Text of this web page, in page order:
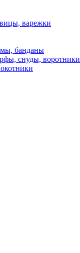
варежки
банданы
снуды, воротники